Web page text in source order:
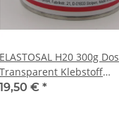
ELASTOSAL H20 300g
Transparent Klebstoff
Kontaktklebstoff
19,50 € *